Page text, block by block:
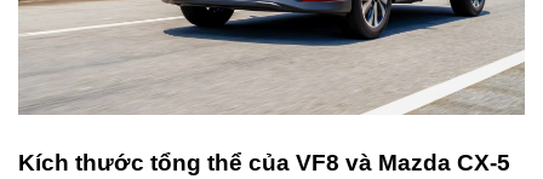
Kích thước tổng thể của VF8 và Mazda CX-5